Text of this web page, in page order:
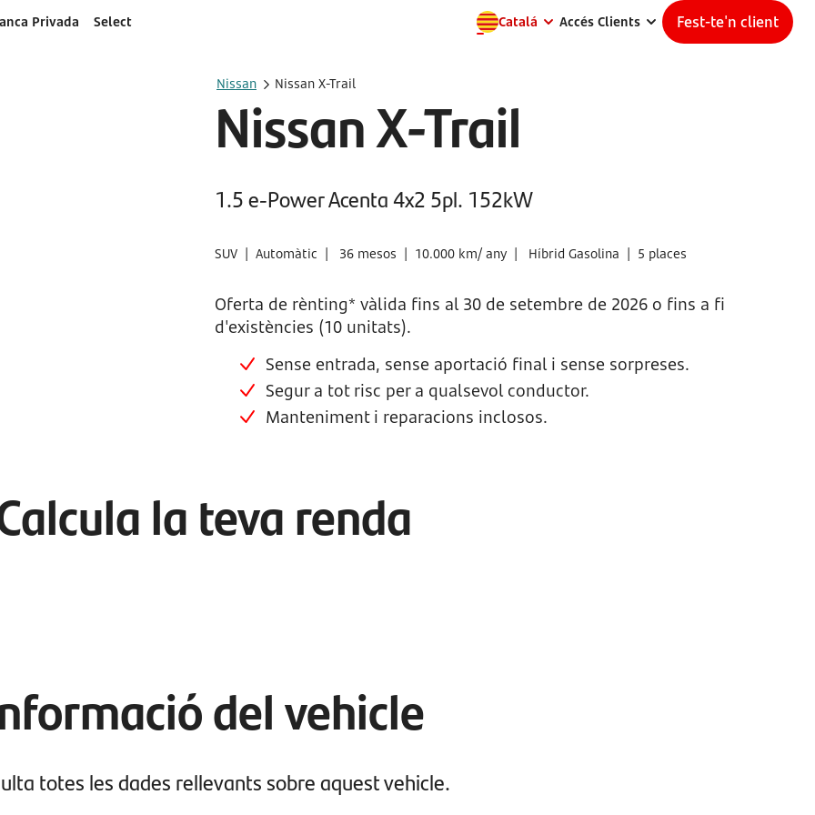
Privada Select Catalá Accés Clients Fest-te'n client
Nissan Nissan X-Trail
Nissan X-Trail
1.5 e-Power Acenta 4x2 5pl. 152kW
SUV | Automàtic | 36 mesos | 10.000 km/ any | Híbrid Gasolina | 5 places
Oferta de rènting* vàlida fins al 30 de setembre de 2026 o fins a fi
d'existències (10 unitats).
Sense entrada, sense aportació final i sense sorpreses.
Segur a tot risc per a qualsevol conductor.
Manteniment i reparacions inclosos.
la teva renda
del vehicle
totes les dades rellevants sobre aquest vehicle.